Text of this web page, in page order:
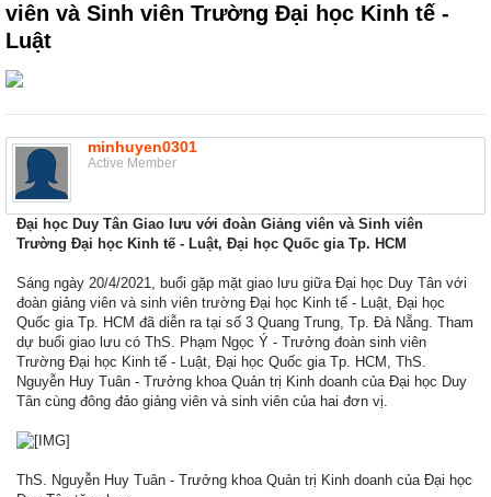
viên và Sinh viên Trường Đại học Kinh tế -
Luật
minhuyen0301
Active Member
Đại học Duy Tân Giao lưu với đoàn Giảng viên và Sinh viên
Trường Đại học Kinh tế - Luật, Đại học Quốc gia Tp. HCM
Sáng ngày 20/4/2021, buổi gặp mặt giao lưu giữa Đại học Duy Tân với
đoàn giảng viên và sinh viên trường Đại học Kinh tế - Luật, Đại học
Quốc gia Tp. HCM đã diễn ra tại số 3 Quang Trung, Tp. Đà Nẵng. Tham
dự buổi giao lưu có ThS. Phạm Ngọc Ý - Trưởng đoàn sinh viên
Trường Đại học Kinh tế - Luật, Đại học Quốc gia Tp. HCM, ThS.
Nguyễn Huy Tuân - Trưởng khoa Quản trị Kinh doanh của Đại học Duy
Tân cùng đông đảo giảng viên và sinh viên của hai đơn vị.
ThS. Nguyễn Huy Tuân - Trưởng khoa Quản trị Kinh doanh của Đại học